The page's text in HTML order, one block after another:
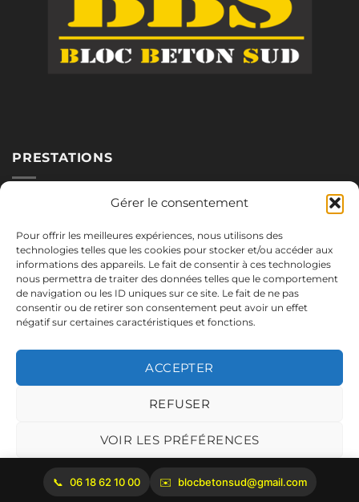
Gérer le consentement
Pour offrir les meilleures expériences, nous utilisons des
technologies telles que les cookies pour stocker et/ou accéder aux
informations des appareils. Le fait de consentir à ces technologies
nous permettra de traiter des données telles que le comportement
de navigation ou les ID uniques sur ce site. Le fait de ne pas
consentir ou de retirer son consentement peut avoir un effet
négatif sur certaines caractéristiques et fonctions.
ACCEPTER
REFUSER
VOIR LES PRÉFÉRENCES
Politique de cookies
PRESTATIONS
Réalisations
NOUS CONTACTER
blocbetonsud@gmail.com
2645 Route de Cadenet
Copyright 2026 ©Bloc Béton Sud
06 18 62 10 00 blocbetonsud@gmail.com